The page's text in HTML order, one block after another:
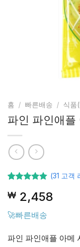
홈 / 빠른배송 / 식품
파인 파인애플
기준으로
5점 중
4.94점을
받았습니
(31 고객
₩ 2,458
🚀빠른배송
파인 파인애플 아메